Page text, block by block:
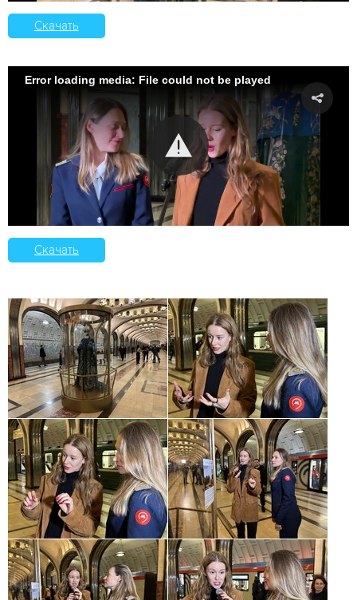
Скачать
Error loading media: File could not be played
Скачать